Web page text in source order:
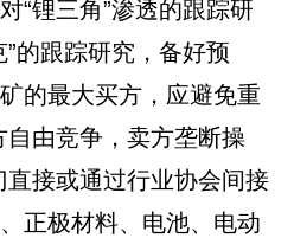
“锂三角”渗透的跟踪研
的跟踪研究，备好预
的最大买方，应避免重
自由竞争，卖方垄断操
直接或通过行业协会间接
正极材料、电池、电动